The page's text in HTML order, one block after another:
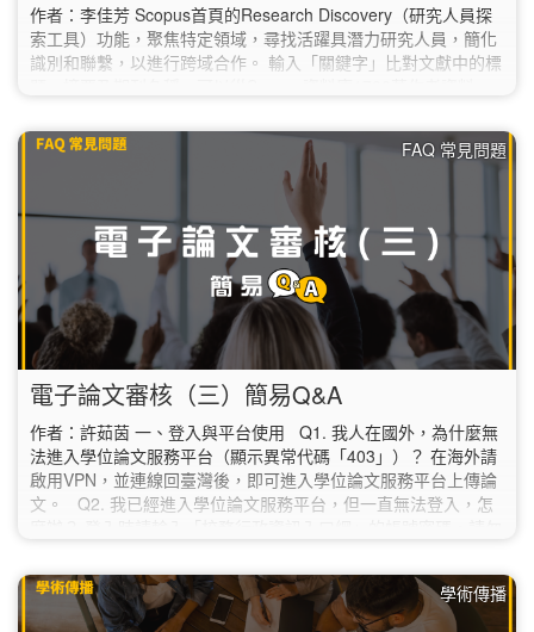
作者：李佳芳 Scopus首頁的Research Discovery（研究人員探
索工具）功能，聚焦特定領域，尋找活躍具潛力研究人員，簡化
識別和聯繫，以進行跨域合作。 輸入「關鍵字」比對文獻中的標
如何使用： Scopus首頁，點選功能列Researcher Discovery（**
校外使用請先設定校外連線） 一、輸入「關鍵字」1️⃣，如研究領
FAQ 常見問題
電子論文審核（三）簡易Q&A
作者：許茹茵 一、登入與平台使用 Q1. 我人在國外，為什麼無
法進入學位論文服務平台（顯示異常代碼「403」）？ 在海外請
啟用VPN，並連線回臺灣後，即可進入學位論文服務平台上傳論
文。 Q2. 我已經進入學位論文服務平台，但一直無法登入，怎
密還是無法登入的話，請聯絡本校資訊中心（02-7749-3737；
helpdesk@ntnu.edu.tw）。 Q3.…
學術傳播